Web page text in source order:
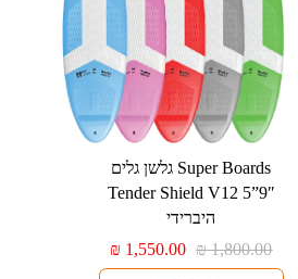
⁦Super Boards⁩ גלשן גלים
היברידי
₪1,800.00
המחיר
המקורי
₪ 1,550.00
המחיר
הנוכחי
למוצר
זה
מספר
סוגים.